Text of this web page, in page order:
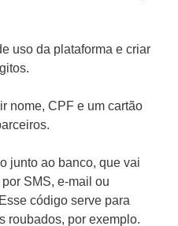
uso da plataforma e criar
nome, CPF e um cartão
junto ao banco, que vai
SMS, e-mail ou
código serve para
roubados, por exemplo.